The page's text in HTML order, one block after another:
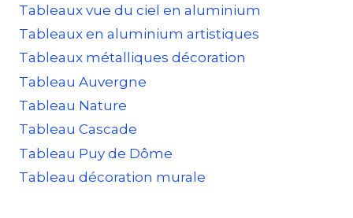
Tableaux vue du ciel en aluminium
Tableaux en aluminium artistiques
Tableaux métalliques décoration
Tableau Auvergne
Tableau Nature
Tableau Cascade
Tableau Puy de Dôme
Tableau décoration murale